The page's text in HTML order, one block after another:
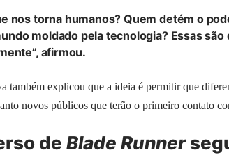
nos torna humanos? Quem detém o
moldado pela tecnologia? Essas
afirmou.
também explicou que a ideia é permitir que
novos públicos que terão o primeiro contato
de Blade Runner